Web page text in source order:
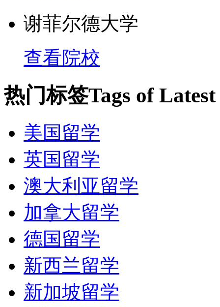
谢菲尔德大学
查看院校
热门标签Tags of Latest
美国留学
英国留学
澳大利亚留学
加拿大留学
德国留学
新西兰留学
新加坡留学